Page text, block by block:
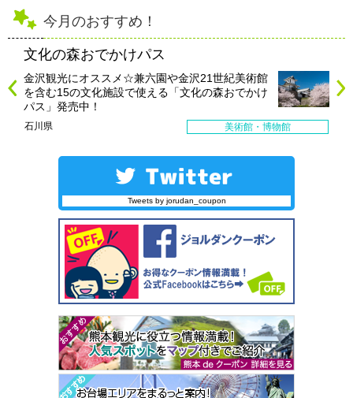
今月のおすすめ！
文化の森おでかけパス
金沢観光にオススメ☆兼六園や金沢21世紀美術館
を含む15の文化施設で使える「文化の森おでかけ
パス」発売中！
石川県 美術館・博物館
Tweets by jorudan_coupon